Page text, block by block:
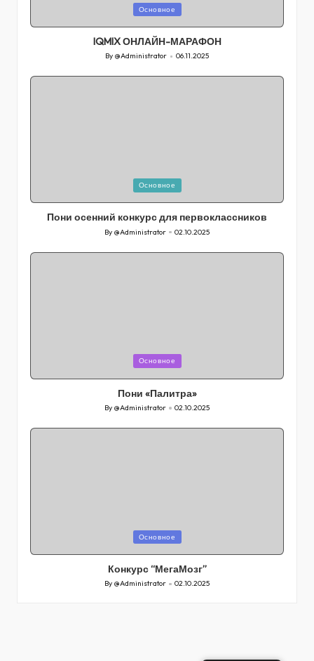
Основное
IQMIX ОНЛАЙН-МАРАФОН
Posted
by
By @Administrator 06.11.2025
Основное
Пони осенний конкурс для первоклассников
Posted
By @Administrator 02.10.2025
Основное
Пони «Палитра»
Posted
by
By @Administrator 02.10.2025
Основное
Конкурс “МегаМозг”
Posted
By @Administrator 02.10.2025